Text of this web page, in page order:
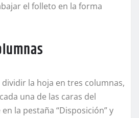
el folleto en la forma
dividir la hoja en tres columnas,
una de las caras del
la pestaña “Disposición” y